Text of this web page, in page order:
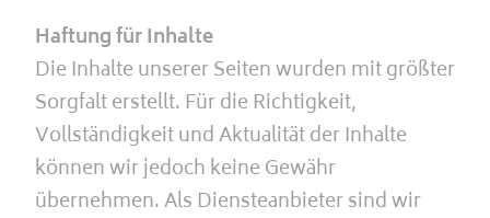
Haftung für Inhalte
Die Inhalte unserer Seiten wurden mit größter
Sorgfalt erstellt. Für die Richtigkeit,
Vollständigkeit und Aktualität der Inhalte
können wir jedoch keine Gewähr
übernehmen. Als Diensteanbieter sind wir